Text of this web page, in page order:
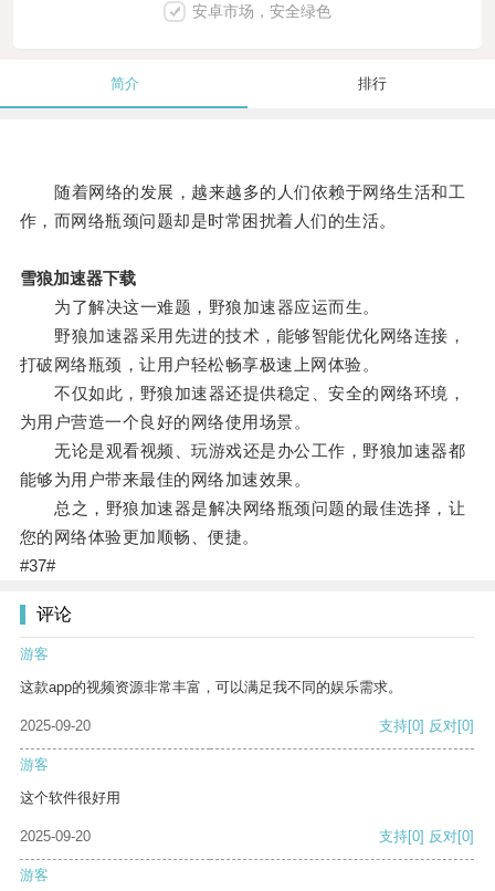
安卓市场，安全绿色
简介 排行
随着网络的发展，越来越多的人们依赖于网络生活和工
作，而网络瓶颈问题却是时常困扰着人们的生活。
雪狼加速器下载
为了解决这一难题，野狼加速器应运而生。
野狼加速器采用先进的技术，能够智能优化网络连接，
打破网络瓶颈，让用户轻松畅享极速上网体验。
不仅如此，野狼加速器还提供稳定、安全的网络环境，
为用户营造一个良好的网络使用场景。
无论是观看视频、玩游戏还是办公工作，野狼加速器都
能够为用户带来最佳的网络加速效果。
总之，野狼加速器是解决网络瓶颈问题的最佳选择，让
您的网络体验更加顺畅、便捷。
#37#
评论
游客
这款app的视频资源非常丰富，可以满足我不同的娱乐需求。
2025-09-20 支持[0] 反对[0]
游客
这个软件很好用
2025-09-20 支持[0] 反对[0]
游客